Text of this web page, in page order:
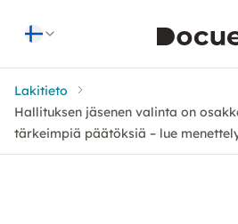
Lakitieto
Hallituksen jäsenen valinta on
tärkeimpiä päätöksiä – lue